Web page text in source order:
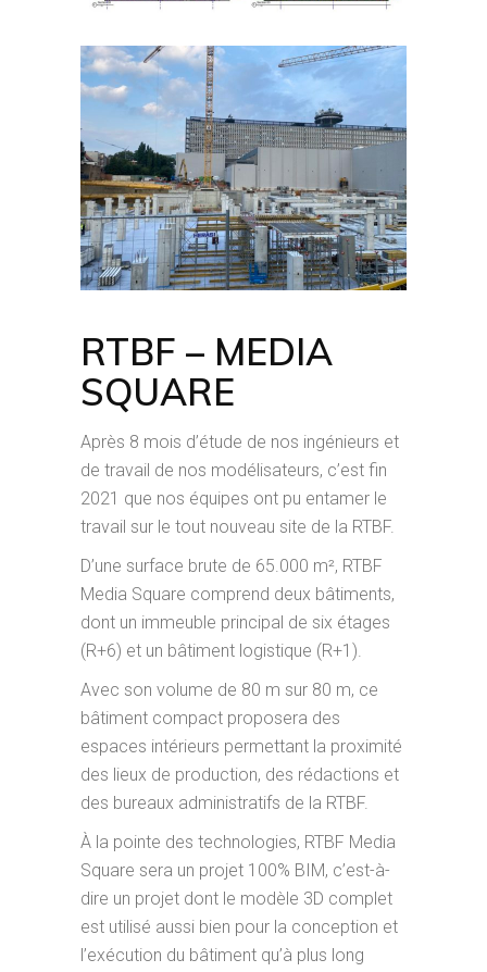
RTBF – MEDIA
SQUARE
Après 8 mois d’étude de nos ingénieurs et
de travail de nos modélisateurs, c’est fin
2021 que nos équipes ont pu entamer le
travail sur le tout nouveau site de la RTBF.
D’une surface brute de 65.000 m², RTBF
Media Square comprend deux bâtiments,
dont un immeuble principal de six étages
(R+6) et un bâtiment logistique (R+1).
Avec son volume de 80 m sur 80 m, ce
bâtiment compact proposera des
espaces intérieurs permettant la proximité
des lieux de production, des rédactions et
des bureaux administratifs de la RTBF.
À la pointe des technologies, RTBF Media
Square sera un projet 100% BIM, c’est-à-
dire un projet dont le modèle 3D complet
est utilisé aussi bien pour la conception et
l’exécution du bâtiment qu’à plus long